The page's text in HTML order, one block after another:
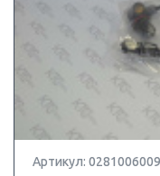
Артикул: 0281006009